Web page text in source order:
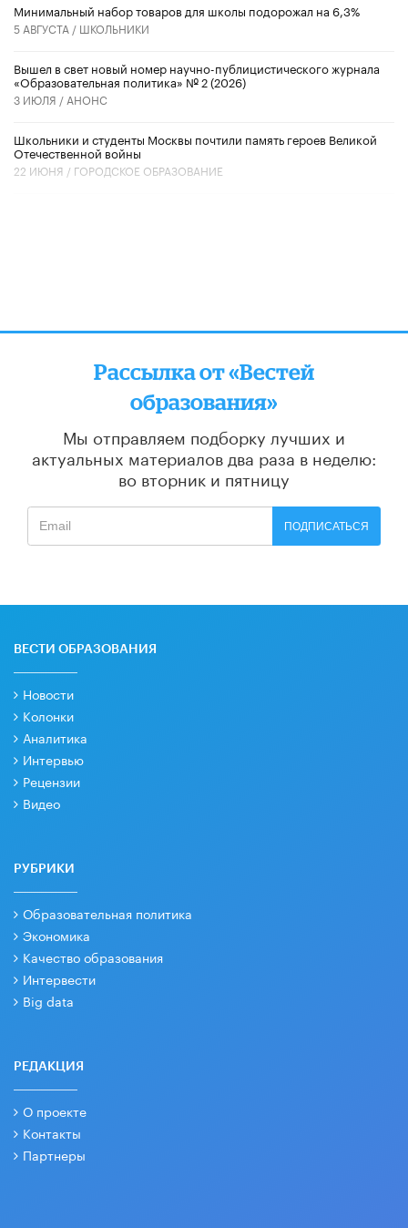
Минимальный набор товаров для школы подорожал на 6,3%
5 АВГУСТА / ШКОЛЬНИКИ
Вышел в свет новый номер научно-публицистического журнала
«Образовательная политика» № 2 (2026)
3 ИЮЛЯ / АНОНС
Школьники и студенты Москвы почтили память героев Великой
Отечественной войны
22 ИЮНЯ / ГОРОДСКОЕ ОБРАЗОВАНИЕ
Рассылка от «Вестей
образования»
Мы отправляем подборку лучших и
актуальных материалов два раза в неделю:
во вторник и пятницу
ПОДПИСАТЬСЯ
ВЕСТИ ОБРАЗОВАНИЯ
Новости
Колонки
Аналитика
Интервью
Рецензии
Видео
РУБРИКИ
Образовательная политика
Экономика
Качество образования
Интервести
Big data
РЕДАКЦИЯ
О проекте
Контакты
Партнеры